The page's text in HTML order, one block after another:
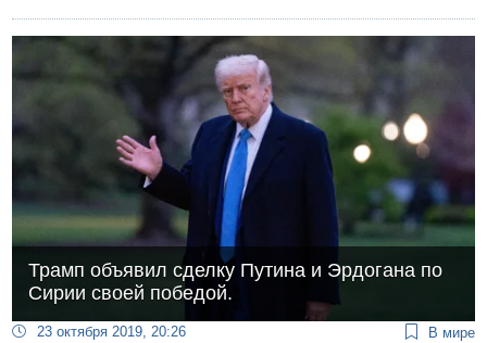
Трамп объявил сделку Путина и Эрдогана по
Сирии своей победой.
23 октября 2019, 20:26 В мире